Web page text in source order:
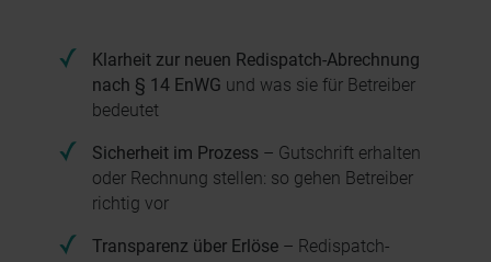
Klarheit zur neuen Redispatch-Abrechnung
nach § 14 EnWG und was sie für Betreiber
bedeutet
Sicherheit im Prozess – Gutschrift erhalten
oder Rechnung stellen: so gehen Betreiber
richtig vor
Transparenz über Erlöse – Redispatch-